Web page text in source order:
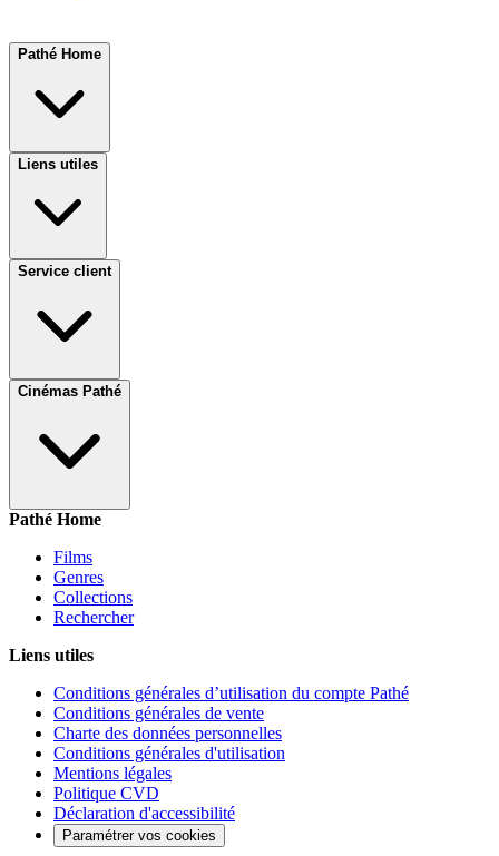
Pathé Home
Liens utiles
Service client
Cinémas Pathé
Pathé Home
Films
Genres
Collections
Rechercher
Liens utiles
Conditions générales d’utilisation du compte Pathé
Conditions générales de vente
Charte des données personnelles
Conditions générales d'utilisation
Mentions légales
Politique CVD
Déclaration d'accessibilité
Paramétrer vos cookies